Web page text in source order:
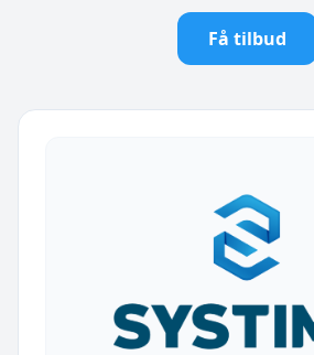
Få tilbud